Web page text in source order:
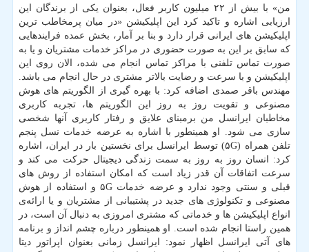
من» با بیش از ۲۲ میلیون کاربر فعال، بعنوان یکی از برندگان این
ارزیابی اشاره و تاکید کرد این اپلیکیشن «در میان پرمخاطب ترین
اپلیکیشن های ایرانی قرار دارد و بنا بر آمار، بخش عمده فرایندهایی
که سابق بر این به صورت حضوری در مراکز خدمات مشتریان و یا به
صورت تماس تلفنی با مراکز تماس انجام می شده، الان روی این
اپلیکیشن و با سرعت و رضایت بالاتر مشتری در حال انجام می باشد.
مهندس باقر صمدی اضافه کرد: با بهره گیری از الگوریتم های هوش
مصنوعی و تقویت روز به روز این الگوریتم ها، تجربه کاربری
مخاطبان ایرانسل من برمبنای علایق و رفتار کاربری آنها شخصی
سازی می شود. او همینطور با اشاره به عرضه خدمات نسل پنجم
تلفن همراه (۵G) توسط ایرانسل برای نخستین بار در ایران، اشاره
کرد: انسان روز به روز به سمت زندگی دیجیتال حرکت می کند و
سرعت اتفاقات آن قدر زیاد است که امکان استفاده از روش های
قبلی و سنتی وجود ندارد و عرضه خدمات ۵G و استفاده از هوش
مصنوعی و تکنولوژی های جدید در پشتیبانی از مشتریان و یا ارائه‌ی
انواع اپلیکیشن ها و خدماتی که مشتری امروزی به دنبال آن است، در
همین راستا انجام شده است. او همینطور درباره چشم انداز و برنامه
های آتی ایرانسل اظهار نمود: ایرانسل زمانی بعنوان اپراتور دیتا